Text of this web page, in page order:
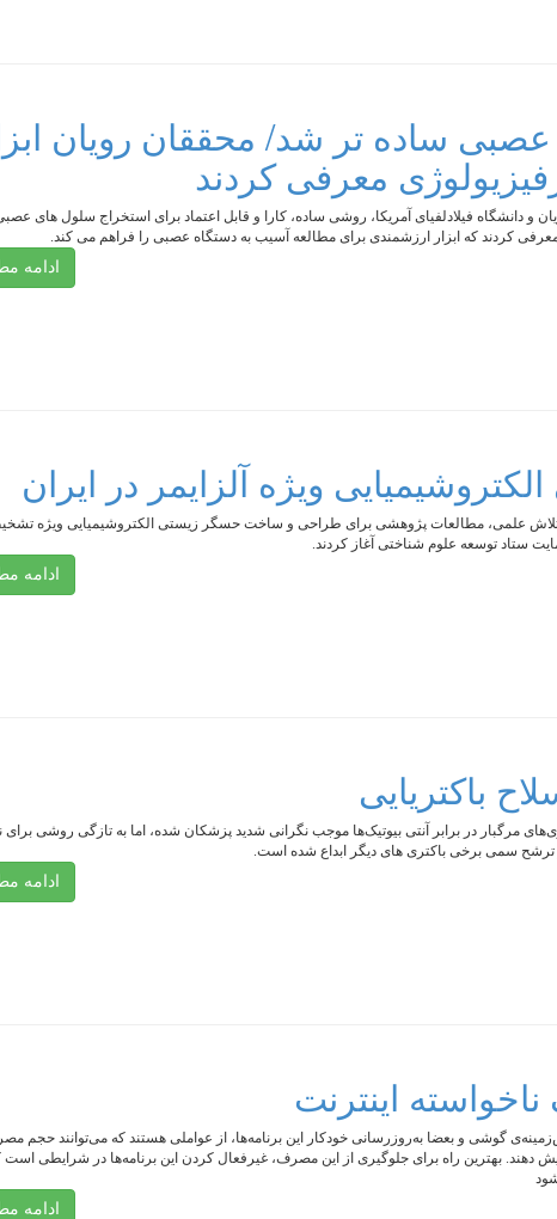
ساده تر شد/ محققان رویان
معرفی کردند
و دانشگاه فیلادلفیای آمریکا، روشی ساده، کارا و قابل اعتماد برای استخراج سلول های
کردند که ابزار ارزشمندی برای مطالعه آسیب به دستگاه عصبی را فراهم می کند.
ادامه
ویژه آلزایمر در ایران
تلاش علمی، مطالعات پژوهشی برای طراحی و ساخت حسگر زیستی الکتروشیمیایی ویژه
ستاد توسعه علوم شناختی آغاز کردند.
ادامه
باکتریایی
مرگبار در برابر آنتی بیوتیک‌ها موجب نگرانی شدید پزشکان شده، اما به تازگی روشی برای
ترشح سمی برخی باکتری های دیگر ابداع شده است.
ادامه
اینترنت
گوشی و بعضا به‌روزرسانی خودکار این برنامه‌ها، از عواملی هستند که می‌توانند حجم
دهند. بهترین راه برای جلوگیری از این مصرف، غیرفعال کردن این برنامه‌ها در شرایطی است
ادامه